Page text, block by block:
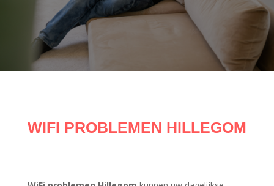
WIFI PROBLEMEN HILLEGOM